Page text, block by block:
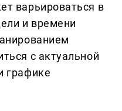
варьироваться в
и времени
с актуальной
графике